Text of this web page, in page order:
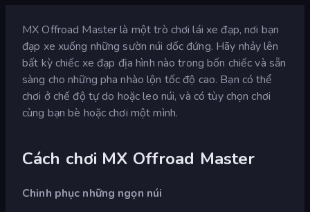
MX Offroad Master là một trò chơi lái xe đạp, nơi bạn
đạp xe xuống những sườn núi dốc đứng. Hãy nhảy lên
bất kỳ chiếc xe đạp địa hình nào trong bốn chiếc và sẵn
sàng cho những pha nhào lộn tốc độ cao. Bạn có thể
chơi ở chế độ tự do hoặc leo núi, và có tùy chọn chơi
cùng bạn bè hoặc chơi một mình.
Cách chơi MX Offroad Master
Chinh phục những ngọn núi